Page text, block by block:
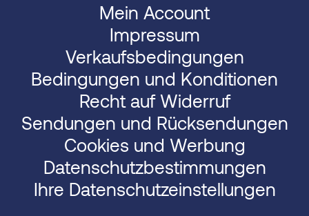
Mein Account
Impressum
Verkaufsbedingungen
Bedingungen und Konditionen
Recht auf Widerruf
Sendungen und Rücksendungen
Cookies und Werbung
Datenschutzbestimmungen
Ihre Datenschutzeinstellungen